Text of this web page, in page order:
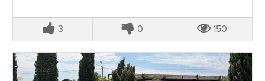
3 0 150